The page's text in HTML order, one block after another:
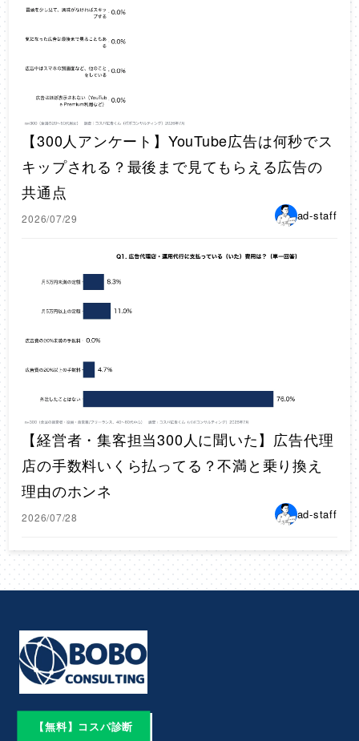
【300人アンケート】YouTube広告は何秒でス
キップされる？最後まで見てもらえる広告の
共通点
2026/07/29 ad-staff
【経営者・集客担当300人に聞いた】広告代理
店の手数料いくら払ってる？不満と乗り換え
理由のホンネ
2026/07/28 ad-staff
【無料】コスパ診断